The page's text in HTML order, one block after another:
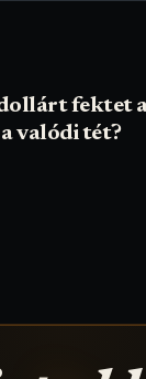
fektet
valódi tét?